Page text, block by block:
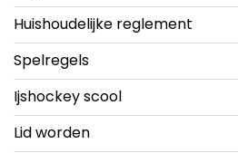
Huishoudelijke reglement
Spelregels
Ijshockey scool
Lid worden